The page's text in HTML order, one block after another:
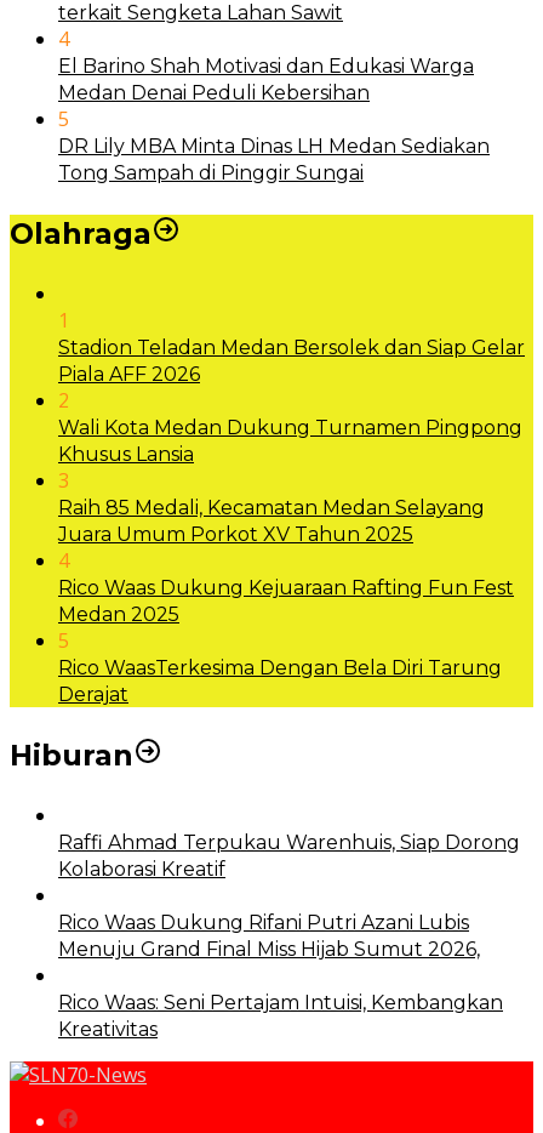
terkait Sengketa Lahan Sawit
4
El Barino Shah Motivasi dan Edukasi Warga
Medan Denai Peduli Kebersihan
5
DR Lily MBA Minta Dinas LH Medan Sediakan
Tong Sampah di Pinggir Sungai
Olahraga
1
Stadion Teladan Medan Bersolek dan Siap Gelar
Piala AFF 2026
2
Wali Kota Medan Dukung Turnamen Pingpong
Khusus Lansia
3
Raih 85 Medali, Kecamatan Medan Selayang
Juara Umum Porkot XV Tahun 2025
4
Rico Waas Dukung Kejuaraan Rafting Fun Fest
Medan 2025
5
Rico WaasTerkesima Dengan Bela Diri Tarung
Derajat
Hiburan
Raffi Ahmad Terpukau Warenhuis, Siap Dorong
Kolaborasi Kreatif
Rico Waas Dukung Rifani Putri Azani Lubis
Menuju Grand Final Miss Hijab Sumut 2026,
Rico Waas: Seni Pertajam Intuisi, Kembangkan
Kreativitas